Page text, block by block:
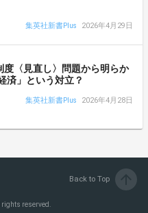
集英社新書Plus 2026年4月29日
度〈見直し〉問題から明らか
済」という対立？
集英社新書Plus 2026年4月28日
Back to Top
reserved.